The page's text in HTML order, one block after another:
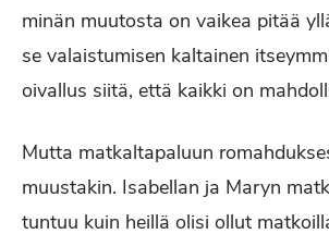
minän muutosta on vaikea pitää
se valaistumisen kaltainen
oivallus siitä, että kaikki on
Mutta matkaltapaluun
muustakin. Isabellan ja Maryn
tuntuu kuin heillä olisi ollut